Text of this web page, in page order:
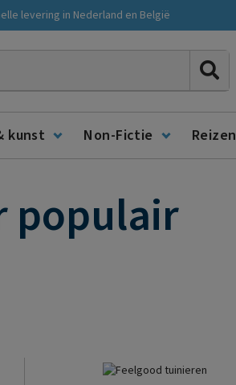
levering in Nederland en België
kunst Non-Fictie Reizen
populair